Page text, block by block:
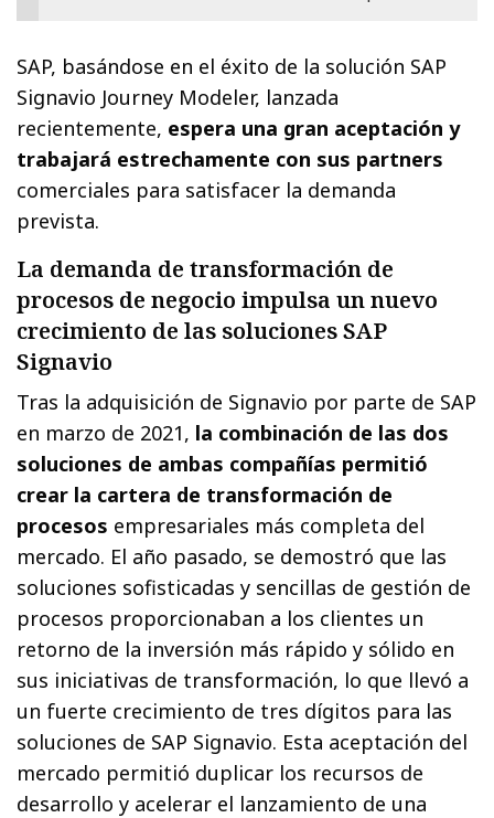
SAP, basándose en el éxito de la solución SAP
Signavio Journey Modeler, lanzada
recientemente, espera una gran aceptación y
trabajará estrechamente con sus partners
comerciales para satisfacer la demanda
prevista.
La demanda de transformación de
procesos de negocio impulsa un nuevo
crecimiento de las soluciones SAP
Signavio
Tras la adquisición de Signavio por parte de SAP
en marzo de 2021, la combinación de las dos
soluciones de ambas compañías permitió
crear la cartera de transformación de
procesos empresariales más completa del
mercado. El año pasado, se demostró que las
soluciones sofisticadas y sencillas de gestión de
procesos proporcionaban a los clientes un
retorno de la inversión más rápido y sólido en
sus iniciativas de transformación, lo que llevó a
un fuerte crecimiento de tres dígitos para las
soluciones de SAP Signavio. Esta aceptación del
mercado permitió duplicar los recursos de
desarrollo y acelerar el lanzamiento de una